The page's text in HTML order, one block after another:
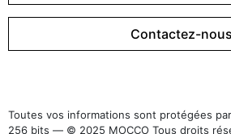
Contactez-nous
Toutes vos informations sont protégées
256 bits — © 2025 MOCCO Tous droits